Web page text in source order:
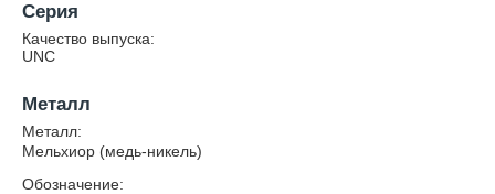
Серия
Качество выпуска:
UNC
Металл
Металл:
Мельхиор (медь-никель)
Обозначение: